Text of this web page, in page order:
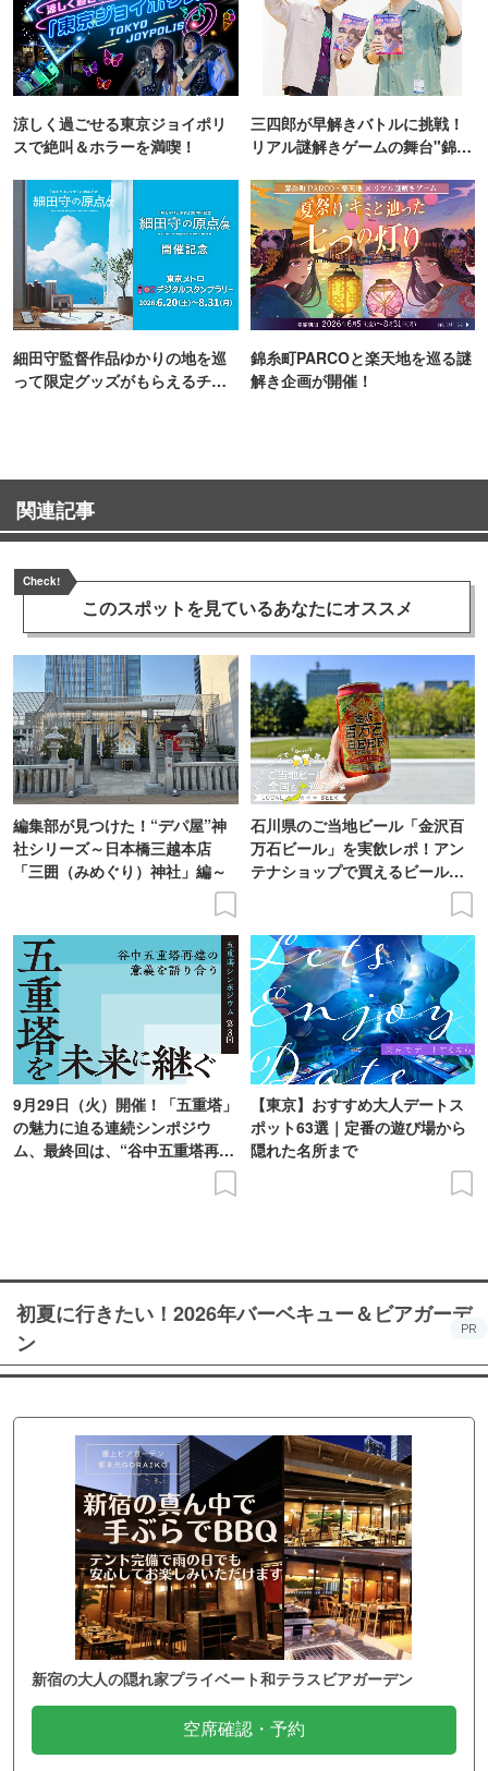
涼しく過ごせる東京ジョイポリ
スで絶叫＆ホラーを満喫！
三四郎が早解きバトルに挑戦！
リアル謎解きゲームの舞台"錦糸
細田守監督作品ゆかりの地を巡
って限定グッズがもらえるチャ
錦糸町PARCOと楽天地を巡る謎
解き企画が開催！
関連記事
Check!
このスポットを見ているあなたにオススメ
編集部が見つけた！“デパ屋”神
社シリーズ～日本橋三越本店
「三囲（みめぐり）神社」編～
石川県のご当地ビール「金沢百
万石ビール」を実飲レポ！アン
テナショップで買えるビール特
9月29日（火）開催！「五重塔」
の魅力に迫る連続シンポジウ
ム、最終回は、“谷中五重塔再建
【東京】おすすめ大人デートス
ポット63選｜定番の遊び場から
隠れた名所まで
初夏に行きたい！2026年バーベキュー＆ビアガーデ
ン
PR
新宿の大人の隠れ家プライベート和テラスビアガーデン
空席確認・予約